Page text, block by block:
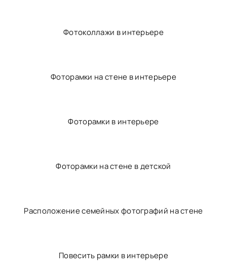
Фотоколлажи в интерьере
Фоторамки на стене в интерьере
Фоторамки в интерьере